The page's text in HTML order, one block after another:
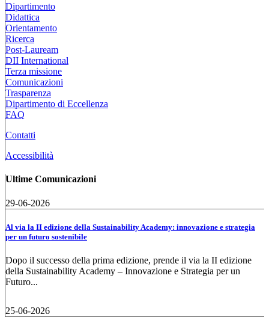
Dipartimento
Didattica
Orientamento
Ricerca
Post-Lauream
DII International
Terza missione
Comunicazioni
Trasparenza
Dipartimento di Eccellenza
FAQ
Contatti
Accessibilità
Ultime Comunicazioni
29-06-2026
Al via la II edizione della Sustainability Academy: innovazione e strategia
per un futuro sostenibile
Dopo il successo della prima edizione, prende il via la II edizione
della Sustainability Academy – Innovazione e Strategia per un
Futuro...
25-06-2026